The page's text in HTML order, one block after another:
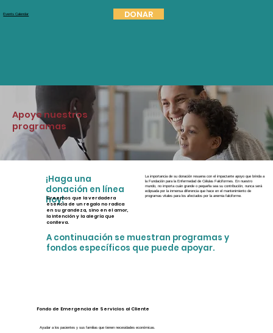
DONAR
Events Calendar
Apoye nuestros
programas
¡Haga una
donación en línea
hoy!
Creemos que la verdadera
esencia de un regalo no radica
en su grandeza, sino en el amor,
la intención y la alegría que
conlleva.
La importancia de su donación resuena con el impactante apoyo que brinda a
la Fundación para la Enfermedad de Células Falciformes. En nuestro
mundo, no importa cuán grande o pequeña sea su contribución, nunca será
eclipsada por la inmensa diferencia que hace en el mantenimiento de
programas vitales para los afectados por la anemia falciforme.
A continuación se muestran programas y
fondos específicos que puede apoyar.
Fondo de Emergencia de Servicios al Cliente
Ayudar a los pacientes y sus familias que tienen necesidades económicas.